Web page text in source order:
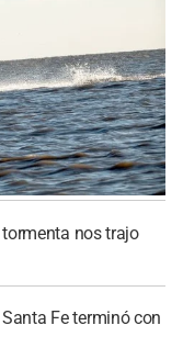
nos trajo
Fe terminó con